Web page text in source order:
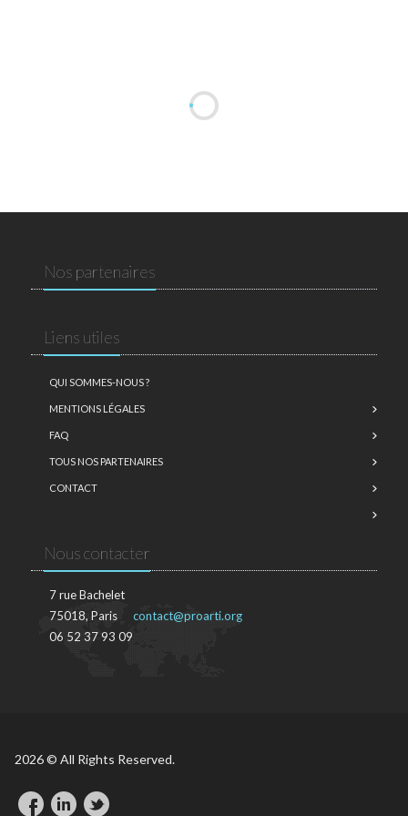
Nos partenaires
Liens utiles
QUI SOMMES-NOUS ?
MENTIONS LÉGALES
FAQ
TOUS NOS PARTENAIRES
CONTACT
Nous contacter
7 rue Bachelet
75018, Paris
06 52 37 93 09
contact@proarti.org
2026 © All Rights Reserved.